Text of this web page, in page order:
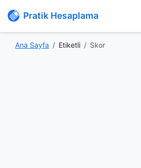
Pratik Hesaplama
Ana Sayfa Etiketli Skor